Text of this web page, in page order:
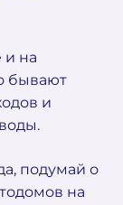
и на
бывают
и
подумай о
на